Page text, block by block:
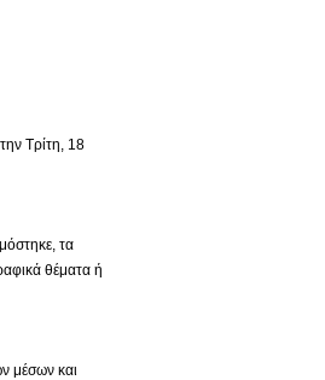
Τρίτη, 18
τα
θέματα ή
μέσων και